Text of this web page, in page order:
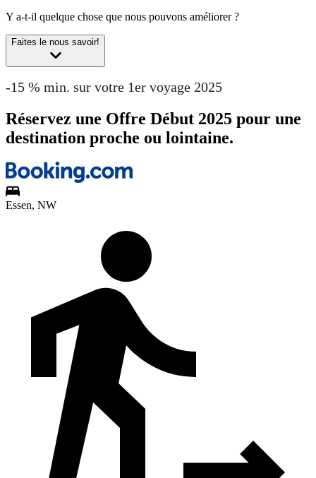
Y a-t-il quelque chose que nous pouvons améliorer ?
Faites le nous savoir!
-15 % min. sur votre 1er voyage 2025
Réservez une Offre Début 2025 pour une
destination proche ou lointaine.
Essen, NW